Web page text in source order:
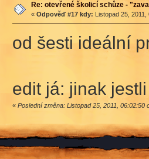
Re: otevřené školicí schůze -
« Odpověď #17 kdy: Listopad 25,
od šesti ideální
edit já: jinak
« Poslední změna: Listopad 25, 2011, 06:02:50